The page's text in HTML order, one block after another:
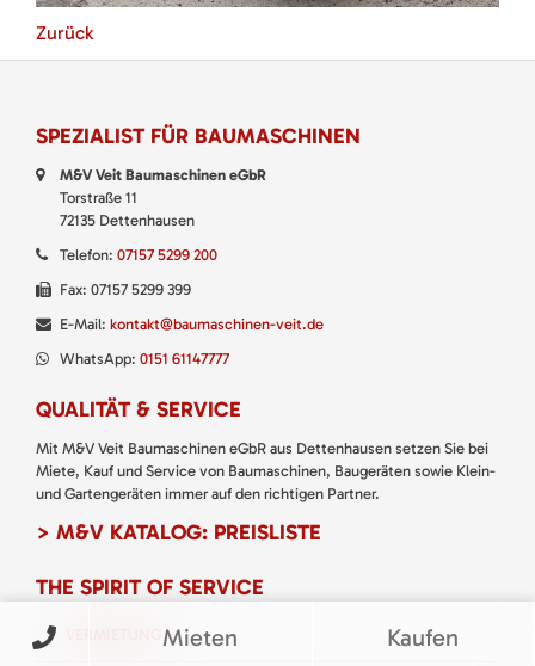
Zurück
SPEZIALIST FÜR BAUMASCHINEN
M&V Veit Baumaschinen eGbR
Torstraße 11
72135 Dettenhausen
Telefon: 07157 5299 200
Fax: 07157 5299 399
E-Mail: kontakt@baumaschinen-veit.de
WhatsApp: 0151 61147777
QUALITÄT & SERVICE
Mit M&V Veit Baumaschinen eGbR aus Dettenhausen setzen Sie bei
Miete, Kauf und Service von Baumaschinen, Baugeräten sowie Klein-
und Gartengeräten immer auf den richtigen Partner.
> M&V KATALOG: PREISLISTE
THE SPIRIT OF SERVICE
Mieten Kaufen